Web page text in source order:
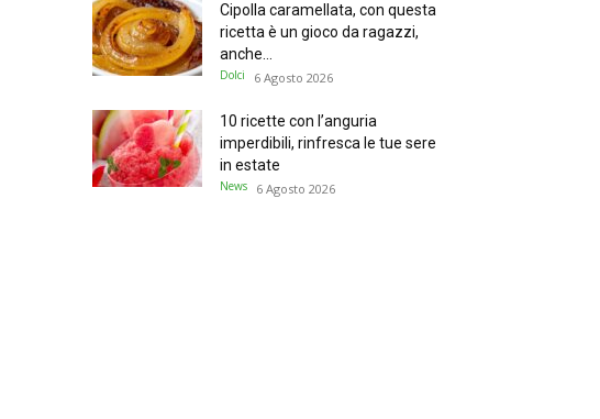
Cipolla caramellata, con questa
ricetta è un gioco da ragazzi,
anche...
Dolci 6 Agosto 2026
10 ricette con l’anguria
imperdibili, rinfresca le tue sere
in estate
News 6 Agosto 2026